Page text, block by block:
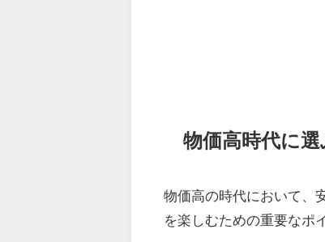
物価高時代に
物価高の時代において、
を楽しむための重要なポ